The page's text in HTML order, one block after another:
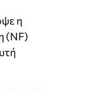
η
(NF)